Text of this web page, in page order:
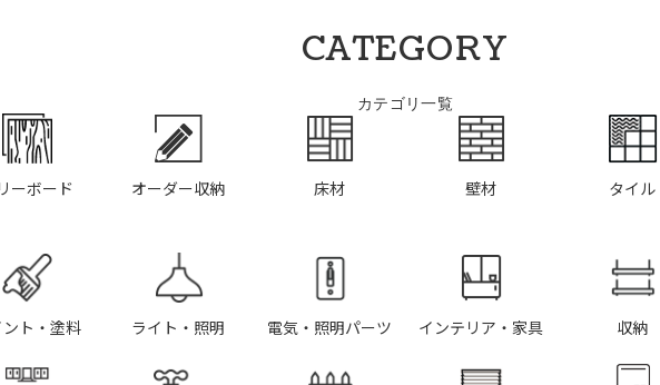
CATEGORY
カテゴリ一覧
ーボード オーダー収納 床材 壁材 タイル
ト・塗料 ライト・照明 電気・照明パーツ インテリア・家具 収納